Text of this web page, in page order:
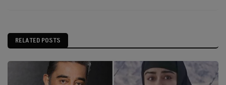
RELATED POSTS